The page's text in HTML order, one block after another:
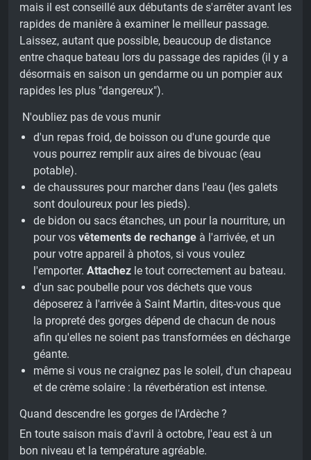
mais il est conseillé aux débutants de s'arrêter avant les
rapides de manière à examiner le meilleur passage.
Laissez, autant que possible, beaucoup de distance
entre chaque bateau lors du passage des rapides (il y a
désormais en saison un gendarme ou un pompier aux
rapides les plus "dangereux").
N'oubliez pas de vous munir
d'un repas froid, de boisson ou d'une gourde que
vous pourrez remplir aux aires de bivouac (eau
potable).
de chaussures pour marcher dans l'eau (les galets
sont douloureux pour les pieds).
de bidon ou sacs étanches, un pour la nourriture, un
pour vos vêtements de rechange à l'arrivée, et un
pour votre appareil à photos, si vous voulez
l'emporter. Attachez le tout correctement au bateau.
d'un sac poubelle pour vos déchets que vous
déposerez à l'arrivée à Saint Martin, dites-vous que
la propreté des gorges dépend de chacun de nous
afin qu'elles ne soient pas transformées en décharge
géante.
même si vous ne craignez pas le soleil, d'un chapeau
et de crème solaire : la réverbération est intense.
Quand descendre les gorges de l'Ardèche ?
En toute saison mais d'avril à octobre, l'eau est à un
bon niveau et la température agréable.